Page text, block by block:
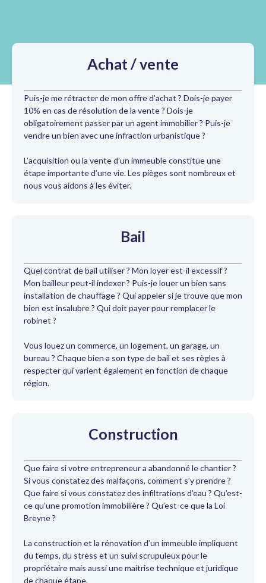
Achat / vente
Puis-je me rétracter de mon offre d’achat ? Dois-je payer
10% en cas de résolution de la vente ? Dois-je
obligatoirement passer par un agent immobilier ? Puis-je
vendre un bien avec une infraction urbanistique ?
L’acquisition ou la vente d’un immeuble constitue une
étape importante d’une vie. Les pièges sont nombreux et
nous vous aidons à les éviter.
Bail
Quel contrat de bail utiliser ? Mon loyer est-il excessif ?
Mon bailleur peut-il indexer ? Puis-je louer un bien sans
installation de chauffage ? Qui appeler si je trouve que mon
bien est insalubre ? Qui doit payer pour remplacer le
robinet ?
Vous louez un commerce, un logement, un garage, un
bureau ? Chaque bien a son type de bail et ses règles à
respecter qui varient également en fonction de chaque
région.
Construction
Que faire si votre entrepreneur a abandonné le chantier ?
Si vous constatez des malfaçons, comment s’y prendre ?
Que faire si vous constatez des infiltrations d’eau ? Qu’est-
ce qu’une promotion immobilière ? Qu’est-ce que la Loi
Breyne ?
La construction et la rénovation d’un immeuble impliquent
du temps, du stress et un suivi scrupuleux pour le
propriétaire mais aussi une maitrise technique et juridique
de chaque étape.